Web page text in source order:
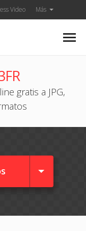
Video Más
gratis a JPG,